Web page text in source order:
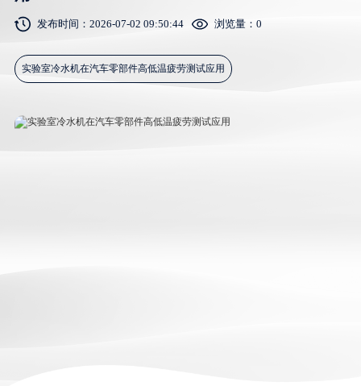
发布时间：2026-07-02 09:50:44 浏览量： 0
实验室冷水机在汽车零部件高低温疲劳测试应用